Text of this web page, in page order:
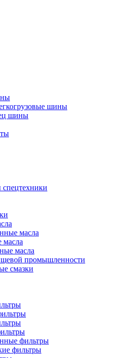
шины
шины
спецтехники
масла
масла
масла
промышленности
смазки
фильтры
фильтры